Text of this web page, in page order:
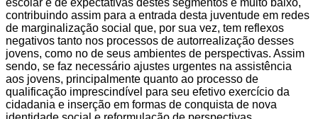
escolar e de expectativas destes segmentos é muito baixo,
contribuindo assim para a entrada desta juventude em redes
de marginalização social que, por sua vez, tem reflexos
negativos tanto nos processos de autorrealização desses
jovens, como no de seus ambientes de perspectivas. Assim
sendo, se faz necessário ajustes urgentes na assistência
aos jovens, principalmente quanto ao processo de
qualificação imprescindível para seu efetivo exercício da
cidadania e inserção em formas de conquista de nova